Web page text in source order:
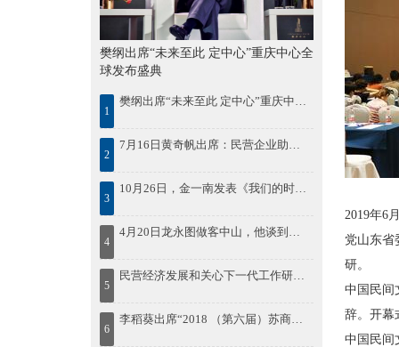
樊纲出席“未来至此 定中心”重庆中心全
球发布盛典
1
樊纲出席“未来至此 定中心”重庆中心全球发布盛典
2
7月16日黄奇帆出席：民营企业助推鄂尔多斯绿色发展论坛
3
10月26日，金一南发表《我们的时代，我们的奋斗》精彩演讲
4
4月20日龙永图做客中山，他谈到中国区域协调发展，并为中山发展建言
5
民营经济发展和关心下一代工作研讨会在湘潭召开
6
李稻葵出席“2018 （第六届）苏商大会暨首届苏商全面高质量发展论坛”
2019年6
党山东省
研。
中国民间
辞。开幕
中国民间